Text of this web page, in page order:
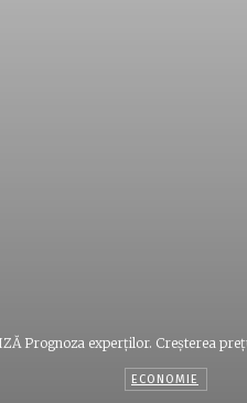
Prognoza experților. Creșterea
ECONOMIE